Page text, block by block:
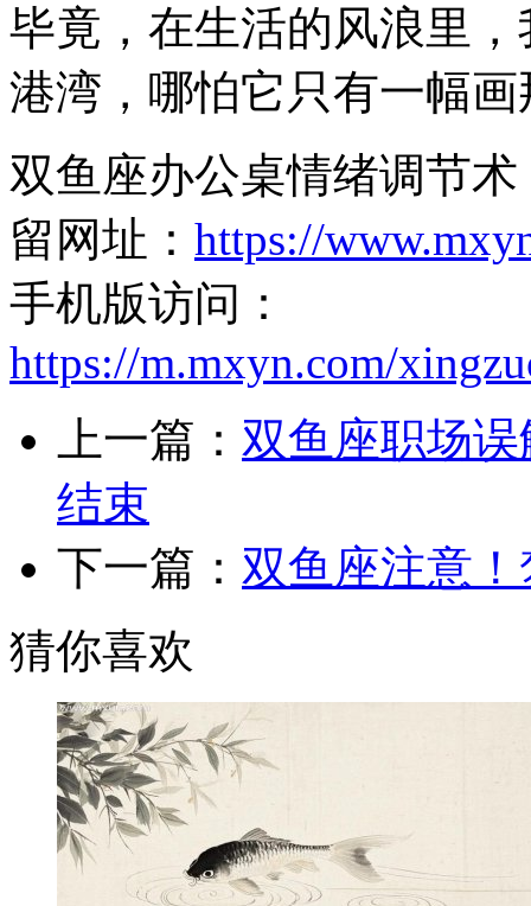
毕竟，在生活的风浪里
港湾，哪怕它只有一幅
双鱼座办公桌情绪调节
留网址： https://
手机版访问：
https://m.mxyn.com/
上一篇： 双鱼座职场
结束
下一篇： 双鱼座注意
猜你喜欢